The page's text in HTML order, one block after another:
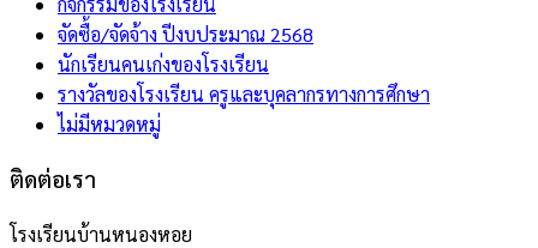
จัดซื้อ/จัดจ้าง ปีงบประมาณ 2568
นักเรียนคนเก่งของโรงเรียน
รางวัลของโรงเรียน ครูและบุคลากรทางการศึกษา
ไม่มีหมวดหมู่
ติดต่อเรา
โรงเรียนบ้านหนองหอย